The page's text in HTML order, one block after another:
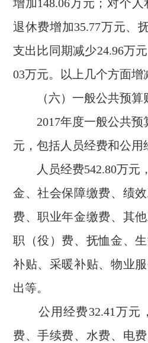
增加148.06万元；对个
退休费增加35.77万元、
支出比同期减少24.96万
03万元。以上几个方面
（六）一般公共预算
2017年度一般公共预
元，包括人员经费和公
人员经费542.80万元
金、社会保障缴费、绩
费、职业年金缴费、其
职（役）费、抚恤金、
补贴、采暖补贴、物业
出等。
公用经费32.41万元
费、手续费、水费、电